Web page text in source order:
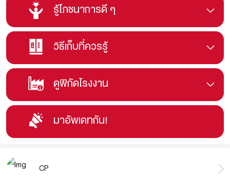
รู้โภชนาการดี ๆ
วิธีเก็บที่ควรรู้
ดูพิกัดโรงงาน
มาอัพเดทกัน!
CP